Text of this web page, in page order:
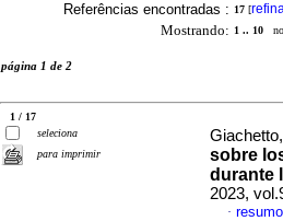
Referências encontradas : 17 [
Mostrando: 1 .. 10
página 1 de 2
1 / 17
seleciona
para imprimir
sobre
durante
2023,
·